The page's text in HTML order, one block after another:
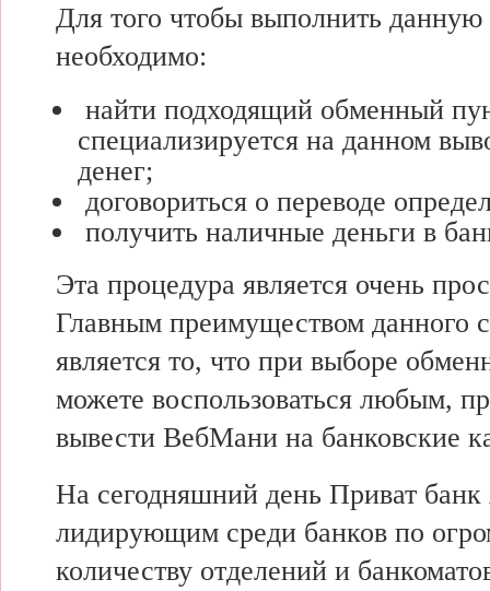
Для того чтобы выполнить данную
необходимо:
найти подходящий обменный
специализируется на данном
денег;
договориться о переводе
получить наличные деньги в
Эта процедура является очень
Главным преимуществом данного
является то, что при выборе
можете воспользоваться любым,
вывести ВебМани на банковские
На сегодняшний день Приват банк
лидирующим среди банков по
количеству отделений и